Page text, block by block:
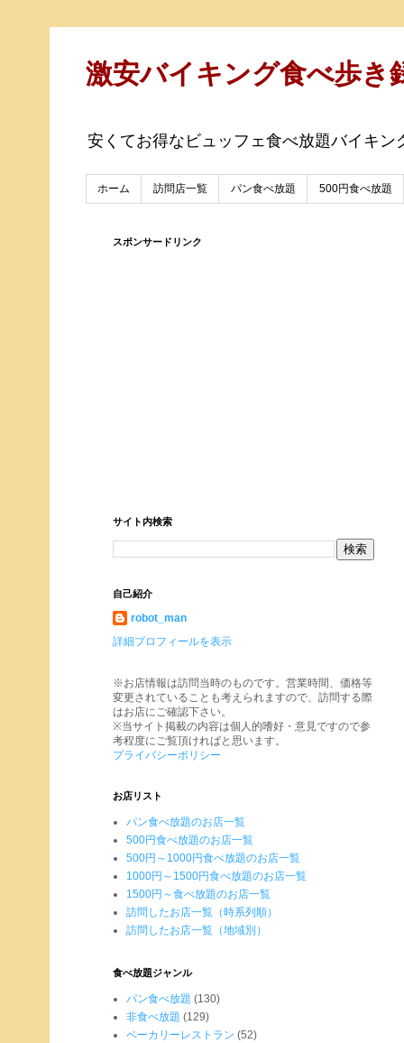
激安バイキング食べ歩き
安くてお得なビュッフェ食べ放題バイキン
ホーム 訪問店一覧 パン食べ放題 500円食べ放題
スポンサードリンク
サイト内検索
自己紹介
robot_man
詳細プロフィールを表示
※お店情報は訪問当時のものです。営業時間、価格等
変更されていることも考えられますので、訪問する際
はお店にご確認下さい。
※当サイト掲載の内容は個人的嗜好・意見ですので参
考程度にご覧頂ければと思います。
プライバシーポリシー
お店リスト
パン食べ放題のお店一覧
500円食べ放題のお店一覧
500円～1000円食べ放題のお店一覧
1000円～1500円食べ放題のお店一覧
1500円～食べ放題のお店一覧
訪問したお店一覧（時系列順）
訪問したお店一覧（地域別）
食べ放題ジャンル
パン食べ放題 (130)
非食べ放題 (129)
ベーカリーレストラン (52)